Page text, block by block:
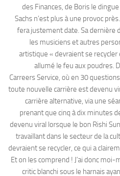
des Finances, de Boris le
Sachs n’est plus à une provoc
fera justement date. Sa dernière
les musiciens et autres
artistique « devraient se
allumé le feu aux poudres.
Carreers Service, où en 30
toute nouvelle carrière est devenu
carrière alternative, via une
prenant que cinq à dix minutes
devenu viral lorsque le bon Rishi
travaillant dans le secteur de la
devraient se recycler, ce qui a
Et on les comprend ! J’ai donc
critic blanchi sous le harnais